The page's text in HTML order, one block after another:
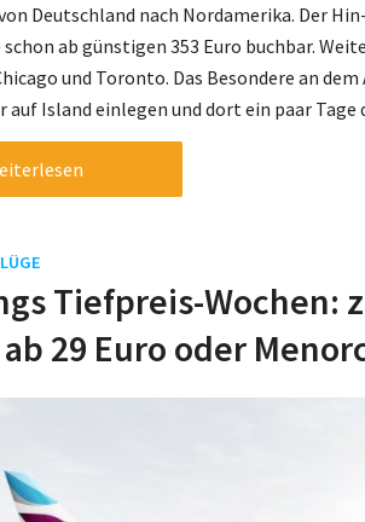
Deutschland nach Nordamerika. Der
ab günstigen 353 Euro buchbar.
und Toronto. Das Besondere an
auf Island einlegen und dort ein paar Tage
Tiefpreis-Wochen:
29 Euro oder